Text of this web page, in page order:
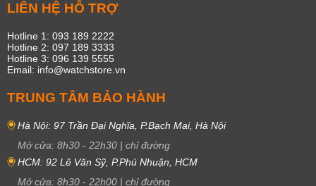
LIÊN HỆ HỖ TRỢ
Hotline 1: 093 189 2222
Hotline 2: 097 189 3333
Hotline 3: 096 139 5555
Email: info@watchstore.vn
TRUNG TÂM BẢO HÀNH
Hà Nội: 97 Trần Đại Nghĩa, P.Bạch Mai, Hà Nội
Mở cửa: 8h30 - 22h30 | chỉ đường
HCM: 92 Lê Văn Sỹ, P.Phú Nhuận, HCM
Mở cửa: 8h30 - 22h00 | chỉ đường